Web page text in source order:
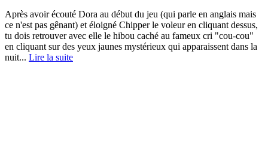
Après avoir écouté Dora au début du jeu (qui parle en anglais mais
ce n'est pas gênant) et éloigné Chipper le voleur en cliquant dessus,
tu dois retrouver avec elle le hibou caché au fameux cri "cou-cou"
en cliquant sur des yeux jaunes mystérieux qui apparaissent dans la
nuit... Lire la suite